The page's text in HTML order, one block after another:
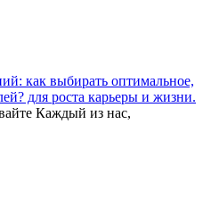
как выбирать оптимальное,
для роста карьеры и жизни.
Каждый из нас,